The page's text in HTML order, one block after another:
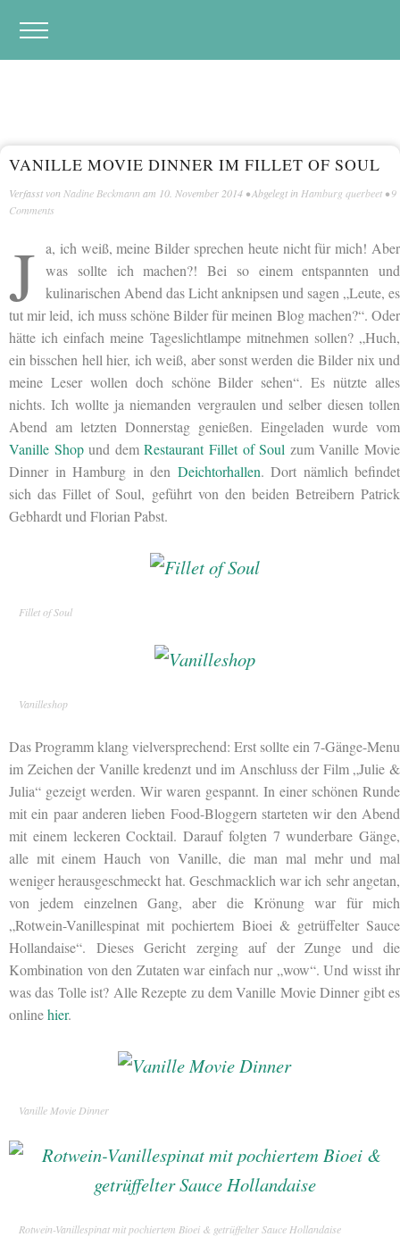
VANILLE MOVIE DINNER IM FILLET OF SOUL
Verfasst von Nadine Beckmann am 10. November 2014 • Abgelegt in Hamburg querbeet •9
Comments
J a, ich weiß, meine Bilder sprechen heute nicht für mich! Aber
was sollte ich machen?! Bei so einem entspannten und
kulinarischen Abend das Licht anknipsen und sagen „Leute, es
tut mir leid, ich muss schöne Bilder für meinen Blog machen?“. Oder
hätte ich einfach meine Tageslichtlampe mitnehmen sollen? „Huch,
ein bisschen hell hier, ich weiß, aber sonst werden die Bilder nix und
meine Leser wollen doch schöne Bilder sehen“. Es nützte alles
nichts. Ich wollte ja niemanden vergraulen und selber diesen tollen
Abend am letzten Donnerstag genießen. Eingeladen wurde vom
Vanille Shopund demRestaurant Fillet of Soul zum Vanille Movie
Dinner in Hamburg in den Deichtorhallen. Dort nämlich befindet
sich das Fillet of Soul, geführt von den beiden Betreibern Patrick
Gebhardt und Florian Pabst.
Fillet of Soul
Vanilleshop
Das Programm klang vielversprechend: Erst sollte ein 7-Gänge-Menu
im Zeichen der Vanille kredenzt und im Anschluss der Film „Julie &
Julia“ gezeigt werden. Wir waren gespannt. In einer schönen Runde
mit ein paar anderenlieben Food-Bloggern starteten wir den Abend
mit einem leckeren Cocktail. Darauf folgten 7 wunderbare Gänge,
alle mit einem Hauch von Vanille, die man mal mehr und mal
weniger herausgeschmeckt hat. Geschmacklich war ich sehr angetan,
von jedem einzelnen Gang, aber die Krönung war für mich
„Rotwein-Vanillespinat mit pochiertem Bioei & getrüffelter Sauce
Hollandaise“. Dieses Gericht zerging auf der Zunge und die
Kombination von den Zutaten war einfach nur „wow“. Und wisst ihr
was das Tolle ist? Alle Rezepte zu dem Vanille Movie Dinner gibt es
onlinehier.
Vanille Movie Dinner
Rotwein-Vanillespinat mit pochiertem Bioei & getrüffelter Sauce Hollandaise